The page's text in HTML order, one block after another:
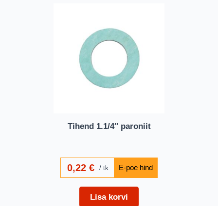
Tihend 1.1/4″ paroniit
0,22€ tk
Lisa korvi